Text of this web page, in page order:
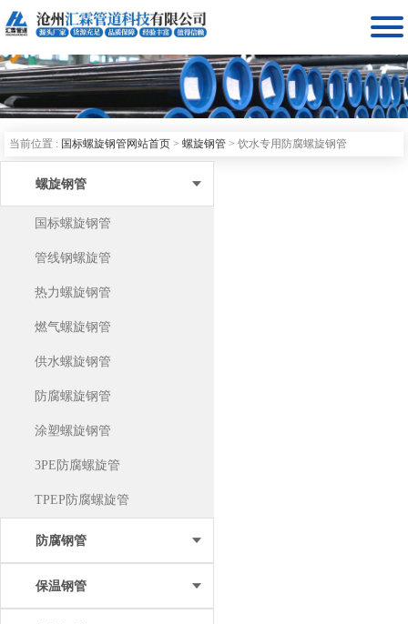

当前位置 : 国标螺旋钢管网站首页 > 螺旋钢管 > 饮水专用防腐螺旋钢管
螺旋钢管
国标螺旋钢管
管线钢螺旋管
热力螺旋钢管
燃气螺旋钢管
供水螺旋钢管
防腐螺旋钢管
涂塑螺旋钢管
3PE防腐螺旋管
TPEP防腐螺旋管
防腐钢管
保温钢管